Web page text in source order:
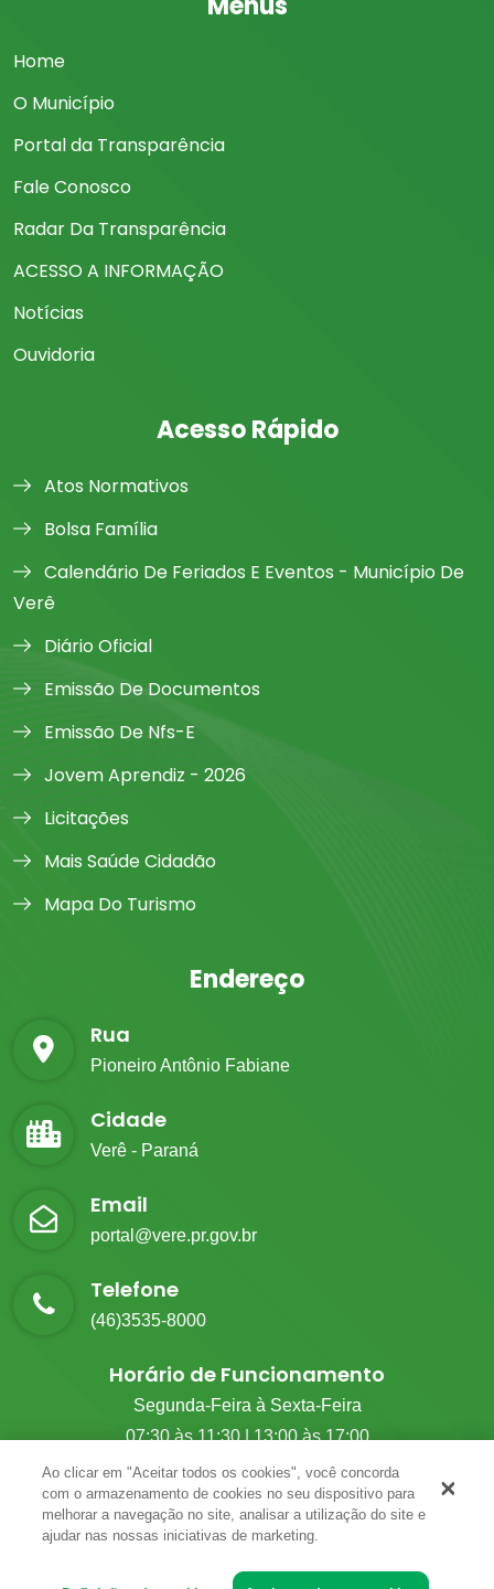
Home
O Município
Portal da Transparência
Fale Conosco
Radar Da Transparência
ACESSO A INFORMAÇÃO
Notícias
Ouvidoria
Acesso Rápido
Atos Normativos
Bolsa Família
Calendário De Feriados E Eventos - Município De
Verê
Diário Oficial
Emissão De Documentos
Emissão De Nfs-E
Jovem Aprendiz - 2026
Licitações
Mais Saúde Cidadão
Mapa Do Turismo
Endereço
Rua
Pioneiro Antônio Fabiane
Cidade
Verê - Paraná
Email
portal@vere.pr.gov.br
Telefone
(46)3535-8000
Horário de Funcionamento
Segunda-Feira à Sexta-Feira
07:30 às 11:30 | 13:00 às 17:00
© 2026 G.M Tecnologia. Todos Os Direitos Reservados.
Ao clicar em "Aceitar todos os cookies", você concorda
com o armazenamento de cookies no seu dispositivo para
melhorar a navegação no site, analisar a utilização do site e
ajudar nas nossas iniciativas de marketing.